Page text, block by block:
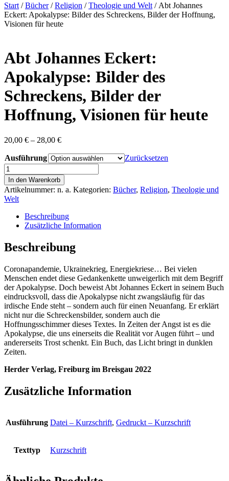
Skip
to
content
Start /Bücher/Religion /Theologie und Welt / Abt Johannes
Eckert: Apokalypse: Bilder des Schreckens, Bilder der Hoffnung,
Visionen für heute
Abt Johannes Eckert:
Apokalypse: Bilder des
Schreckens, Bilder der
Hoffnung, Visionen für heute
20,00 € – 28,00 €Preisspanne:
bis
28,00 €
Ausführung
Zurücksetzen
Abt
Johannes
Eckert:
Apokalypse:
Bilder
Schreckens,
der
Hoffnung,
für
heute
Menge
In den Warenkorb
Artikelnummer: n. a. Kategorien: Bücher, Religion, Theologie und
Welt
Beschreibung
Zusätzliche Information
Beschreibung
Coronapandemie, Ukrainekrieg, Energiekriese… Bei vielen
Menschen endet diese Gedankenkette unweigerlich mit dem Begriff
der Apokalypse. Doch beweist Abt Johannes Eckert in seinem Buch
eindrucksvoll, dass die Apokalypse nicht zwangsläufig für das
irdische Ende steht – sondern auch für einen Neuanfang. Er erklärt
nicht nur die Schreckensbilder, sondern auch die
Hoffnungsschimmer dieses Textes. In Zeiten der Angst ist es die
Apokalypse, die uns einerseits die Realität vor Augen führt – und
andererseits Trost schenkt. Ein Buch, das Licht bringt in dunklen
Zeiten.
Herder Verlag, Freiburg im Breisgau 2022
Zusätzliche Information
Ausführung Datei – Kurzschrift, Gedruckt – Kurzschrift
Texttyp Kurzschrift